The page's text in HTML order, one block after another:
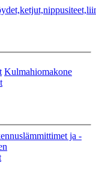
Kulmahiomakone
ja -